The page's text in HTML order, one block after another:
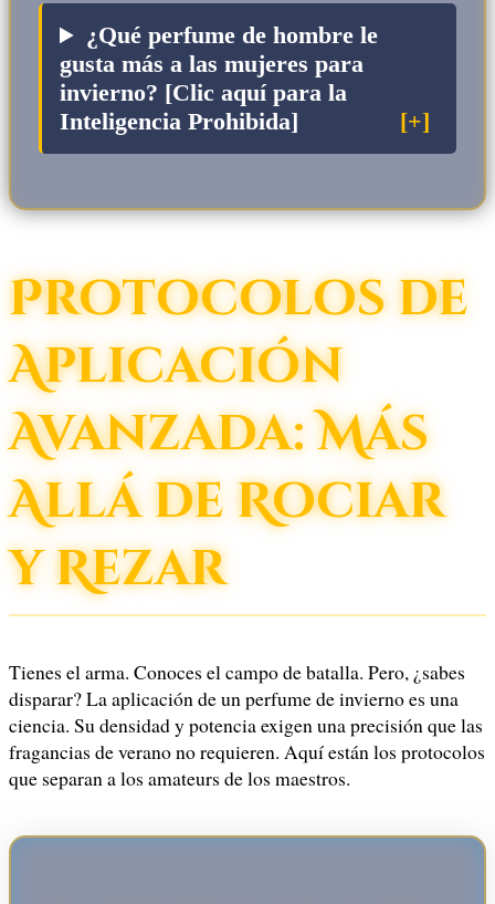
¿Qué perfume de hombre le
gusta más a las mujeres para
invierno? [Clic aquí para la
Inteligencia Prohibida]
Protocolos de
Aplicación
Avanzada: Más
Allá de Rociar
y Rezar
Tienes el arma. Conoces el campo de batalla. Pero, ¿sabes
disparar? La aplicación de un perfume de invierno es una
ciencia. Su densidad y potencia exigen una precisión que las
fragancias de verano no requieren. Aquí están los protocolos
que separan a los amateurs de los maestros.